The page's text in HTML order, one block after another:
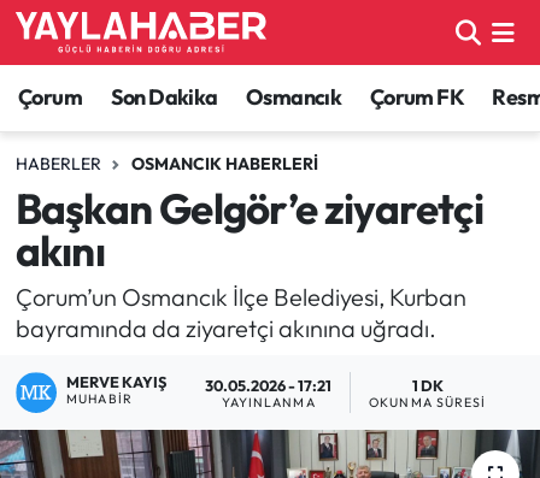
Çorum Son Dakika Osmancık Çorum FK
HABERLER OSMANCIK HABERLERI
Başkan Gelgör’e ziyaretçi
akını
Çorum’un Osmancık İlçe Belediyesi, Kurban
bayramında da ziyaretçi akınına uğradı.
MERVE KAYIŞ
MUHABIR
30.05.2026 - 17:21
YAYINLANMA
1 DK
OKUNMA SÜRESI
Alaca Haberleri
Bayat Haberleri
Bilgi - Keşfet Haberleri
Boğazkale Haberleri
Çorum Haberleri
Çorum Son Dakika Haberleri
Çorum Nöbetçi Eczaneler
Çorum Hava Durumu
Çorum Namaz Vakitleri
TFF 1.Lig Puan Durumu ve Fikstür
Tüm Manşetler
Son Dakika Haberleri